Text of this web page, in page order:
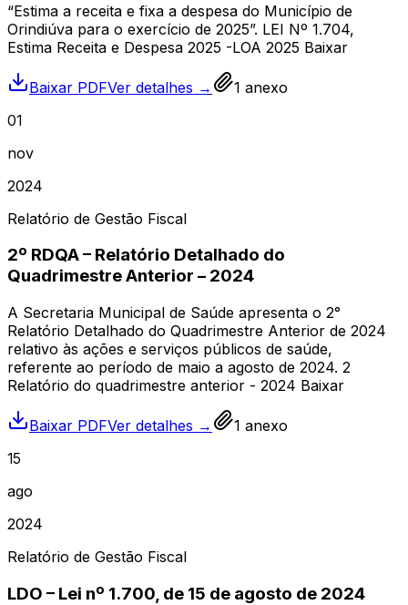
“Estima a receita e fixa a despesa do Município de
Orindiúva para o exercício de 2025”. LEI Nº 1.704,
Estima Receita e Despesa 2025 -LOA 2025 Baixar
Baixar PDFVer detalhes → 1 anexo
01
nov
2024
Relatório de Gestão Fiscal
2º RDQA – Relatório Detalhado do
Quadrimestre Anterior – 2024
A Secretaria Municipal de Saúde apresenta o 2°
Relatório Detalhado do Quadrimestre Anterior de 2024
relativo às ações e serviços públicos de saúde,
referente ao período de maio a agosto de 2024. 2
Relatório do quadrimestre anterior - 2024 Baixar
Baixar PDFVer detalhes → 1 anexo
15
ago
2024
Relatório de Gestão Fiscal
LDO – Lei nº 1.700, de 15 de agosto de 2024